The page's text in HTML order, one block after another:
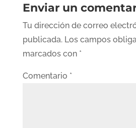
Enviar un
Tu dirección de correo
publicada. Los campos
marcados con *
Comentario *